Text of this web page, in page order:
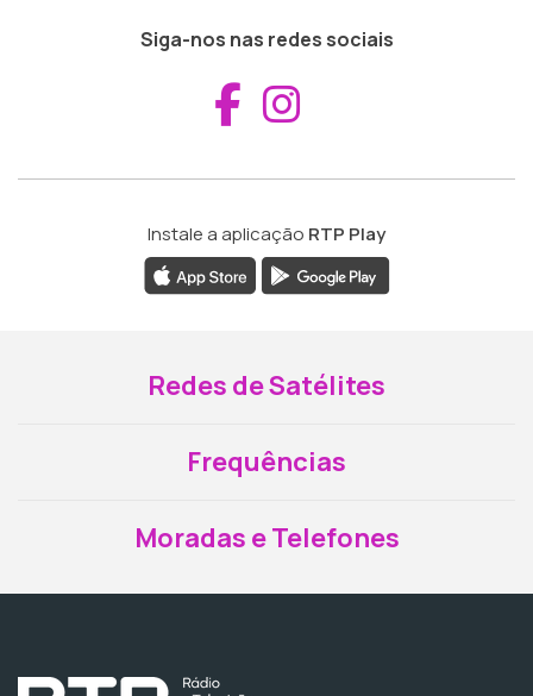
Siga-nos nas redes sociais
Aceder ao
Instale a aplicação RTP Play
Redes de Satélites
Frequências
Moradas e Telefones